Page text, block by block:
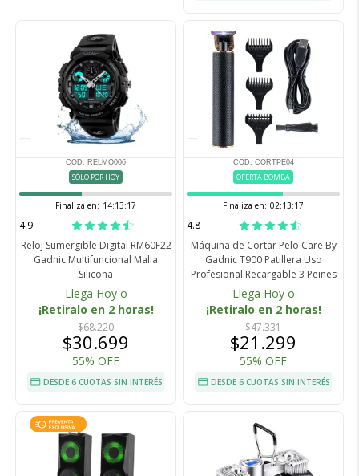
COD. RELMO006
SÓLO POR HOY
Finaliza en: 14:13:16
4.9
Reloj Sumergible Digital RM60F22
Gadnic Multifuncional Malla
Silicona
Llega Hoy o
¡Retiralo en 2 horas!
$68.220
$30.699
55% OFF
DESDE 6 CUOTAS SIN INTERÉS
COD. CORTPE04
OFERTA BOMBA
Finaliza en: 02:13:16
4.8
Máquina de Cortar Pelo Care By
Gadnic T900 Patillera Uso
Profesional Recargable 3 Peines
Llega Hoy o
¡Retiralo en 2 horas!
$47.331
$21.299
55% OFF
DESDE 6 CUOTAS SIN INTERÉS